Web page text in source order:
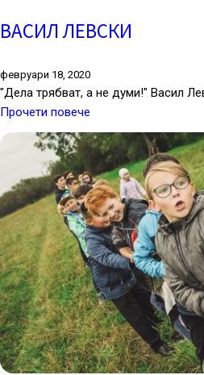
ВАСИЛ ЛЕВСКИ
февруари 18, 2020
"Дела трябват, а не думи!" Васил
Прочети повече